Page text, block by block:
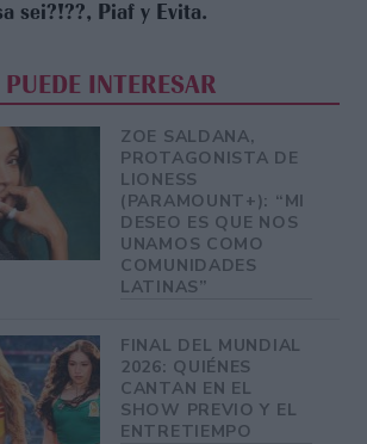
sei?!??, Piaf y Evita.
INTERESAR
ZOE SALDANA,
PROTAGONISTA DE
LIONESS
(PARAMOUNT+): “MI
DESEO ES QUE NOS
UNAMOS COMO
COMUNIDADES
LATINAS”
FINAL DEL MUNDIAL
2026: QUIÉNES
CANTAN EN EL
SHOW PREVIO Y EL
ENTRETIEMPO